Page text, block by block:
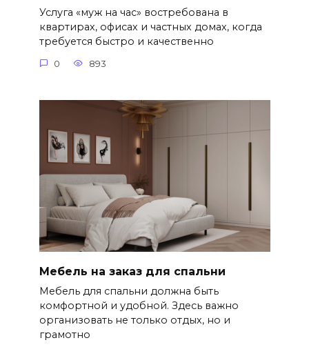
Услуга «муж на час» востребована в
квартирах, офисах и частных домах, когда
требуется быстро и качественно
0 893
Мебель на заказ для спальни
Мебель для спальни должна быть
комфортной и удобной. Здесь важно
организовать не только отдых, но и
грамотно